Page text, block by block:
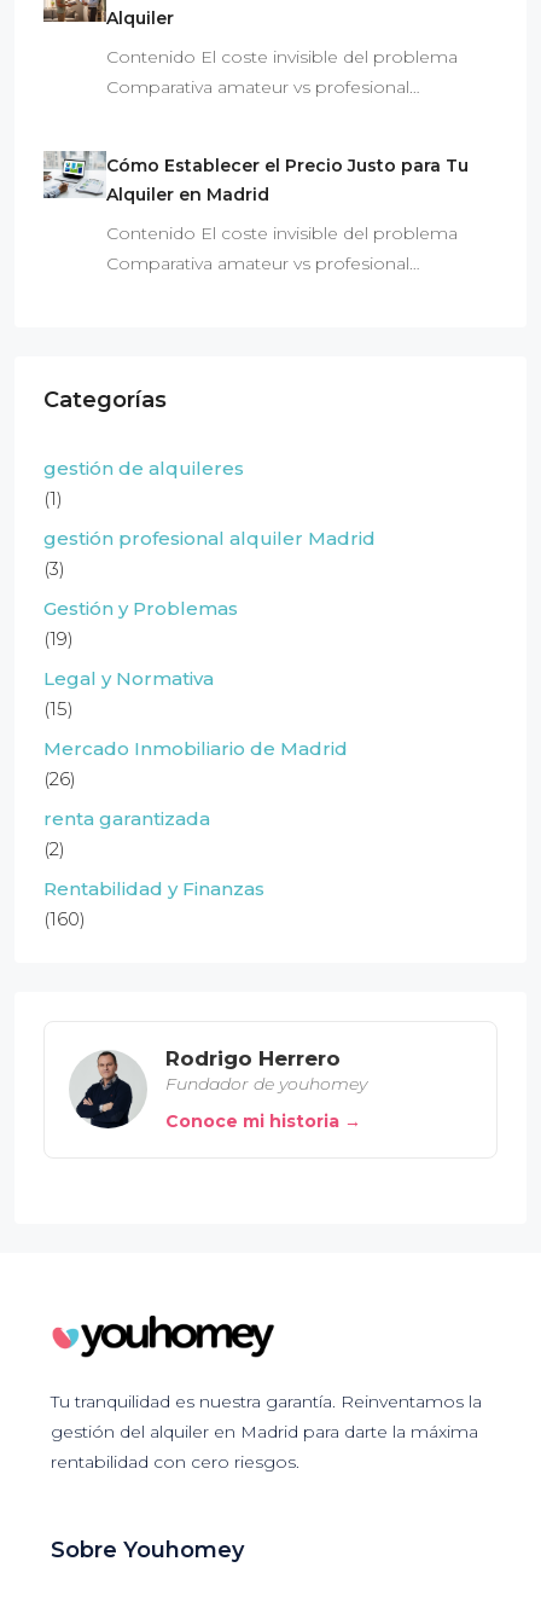
Alquiler
Contenido El coste invisible del problema
Comparativa amateur vs profesional…
Cómo Establecer el Precio Justo para Tu
Alquiler en Madrid
Contenido El coste invisible del problema
Comparativa amateur vs profesional…
Categorías
gestión de alquileres
(1)
gestión profesional alquiler Madrid
(3)
Gestión y Problemas
(19)
Legal y Normativa
(15)
Mercado Inmobiliario de Madrid
(26)
renta garantizada
(2)
Rentabilidad y Finanzas
(160)
Rodrigo Herrero
Fundador de youhomey
Conoce mi historia →
Tu tranquilidad es nuestra garantía. Reinventamos la
gestión del alquiler en Madrid para darte la máxima
rentabilidad con cero riesgos.
Sobre Youhomey